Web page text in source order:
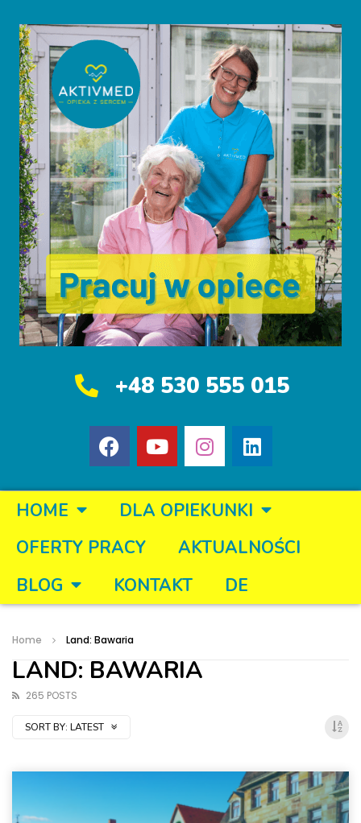
+48 530 555 015
HOME
DLA OPIEKUNKI
OFERTY PRACY
AKTUALNOŚCI
BLOG
KONTAKT DE
Home Land: Bawaria
LAND: BAWARIA
265 POSTS
SORT BY: LATEST